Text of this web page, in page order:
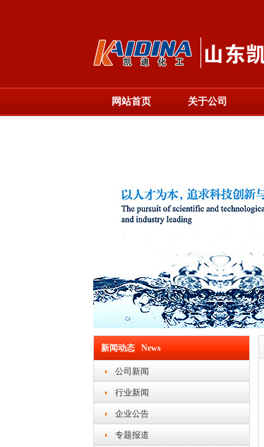
网站首页 关于公司
新闻动态 News
公司新闻
行业新闻
企业公告
专题报道